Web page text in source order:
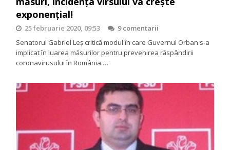
exponențial!
25 februarie 2020, 09:53
9 comentarii
Senatorul Gabriel Leş critică modul în care Guvernul Orban s-a
implicat în luarea măsurilor pentru prevenirea răspândirii
coronavirusului în România.…